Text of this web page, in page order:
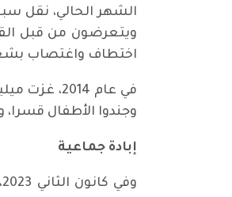
الشهر الحالي، نقل
ويتعرضون من قبل
اختطاف واغتصاب
في عام
وجندوا الأطفال قسرا،
إبادة جماعية